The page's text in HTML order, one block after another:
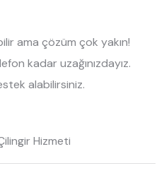
ama çözüm çok yakın!
kadar uzağınızdayız.
alabilirsiniz.
Hizmeti